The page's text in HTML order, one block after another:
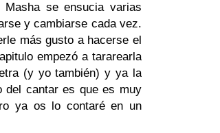
Masha se ensucia varias
y cambiarse cada vez.
más gusto a hacerse el
empezó a tararearla
(y yo también) y ya la
del cantar es que es muy
ya os lo contaré en un